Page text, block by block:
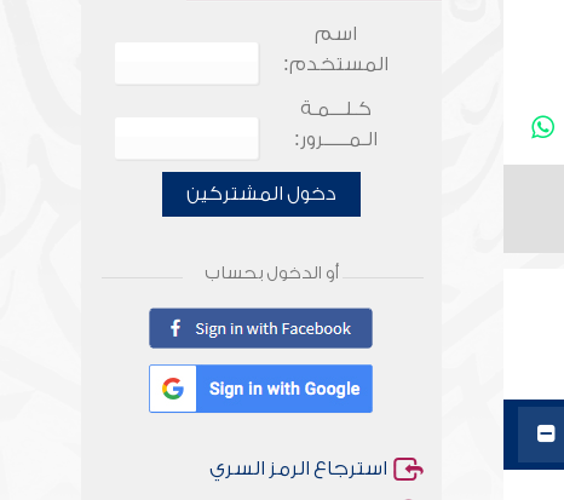
اسم
المستخدم:
كـلـــمـة
الـمـــــرور:
دخول المشتركين
أو الدخول بحساب
استرجاع الرمز السري